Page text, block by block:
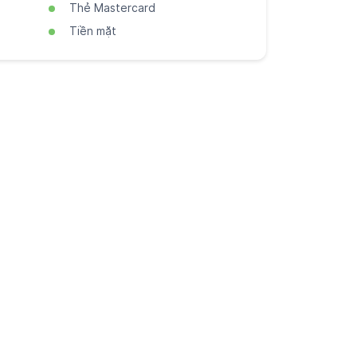
Thẻ Mastercard
Tiền mặt